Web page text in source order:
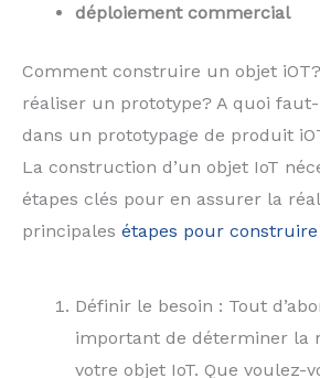
déploiement commercial
Comment construire un objet
réaliser un prototype? A quoi
dans un prototypage de produit
La construction d’un objet IoT
étapes clés pour en assurer la
principales étapes pour construire
Définir le besoin : Tout
important de déterminer la
votre objet IoT. Que voulez-